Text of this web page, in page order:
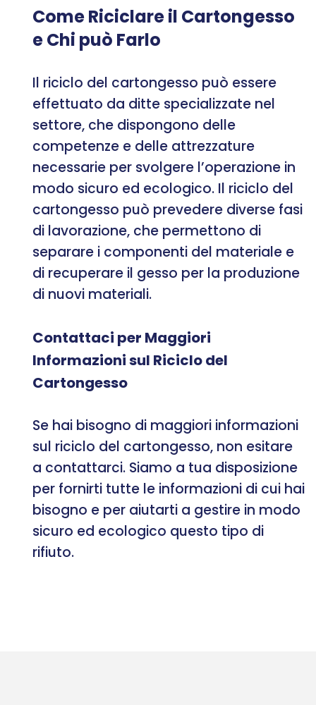
Come Riciclare il Cartongesso
e Chi può Farlo
Il riciclo del cartongesso può essere
effettuato da ditte specializzate nel
settore, che dispongono delle
competenze e delle attrezzature
necessarie per svolgere l’operazione in
modo sicuro ed ecologico. Il riciclo del
cartongesso può prevedere diverse fasi
di lavorazione, che permettono di
separare i componenti del materiale e
di recuperare il gesso per la produzione
di nuovi materiali.
Contattaci per Maggiori
Informazioni sul Riciclo del
Cartongesso
Se hai bisogno di maggiori informazioni
sul riciclo del cartongesso, non esitare
a contattarci. Siamo a tua disposizione
per fornirti tutte le informazioni di cui hai
bisogno e per aiutarti a gestire in modo
sicuro ed ecologico questo tipo di
rifiuto.